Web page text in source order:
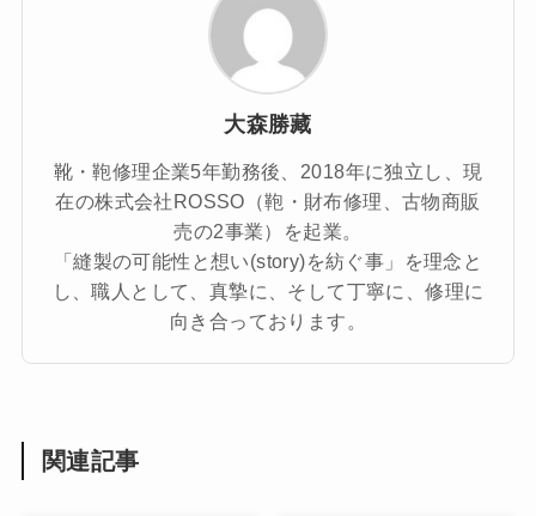
大森勝藏
靴・鞄修理企業5年勤務後、2018年に独立し、現
在の株式会社ROSSO（鞄・財布修理、古物商販
売の2事業）を起業。
「縫製の可能性と想い(story)を紡ぐ事」を理念と
し、職人として、真摯に、そして丁寧に、修理に
向き合っております。
関連記事